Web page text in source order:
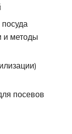
и методы
посевов